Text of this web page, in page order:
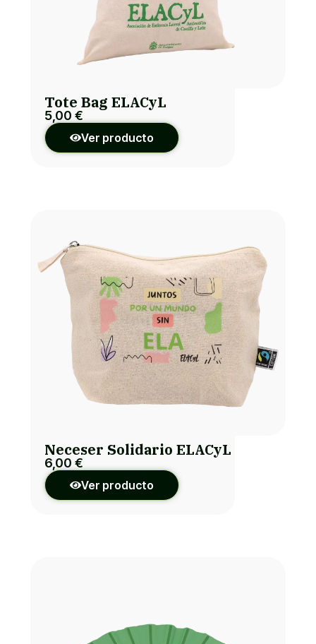
Tote Bag ELACyL
5,00 €
Ver producto
Neceser Solidario ELACyL
6,00 €
Ver producto